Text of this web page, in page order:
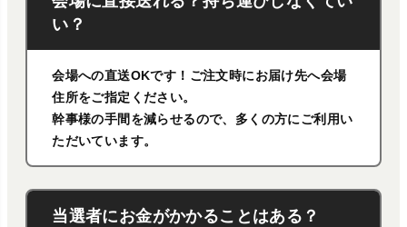
い？
会場への直送OKです！ご注文時にお届け先へ会場
住所をご指定ください。
幹事様の手間を減らせるので、多くの方にご利用い
ただいています。
当選者にお金がかかることはある？